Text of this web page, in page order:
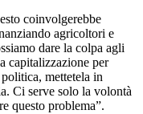
coinvolgerebbe
agricoltori e
dare la colpa agli
capitalizzazione per
mettetela in
Ci serve solo la volontà
questo problema”.